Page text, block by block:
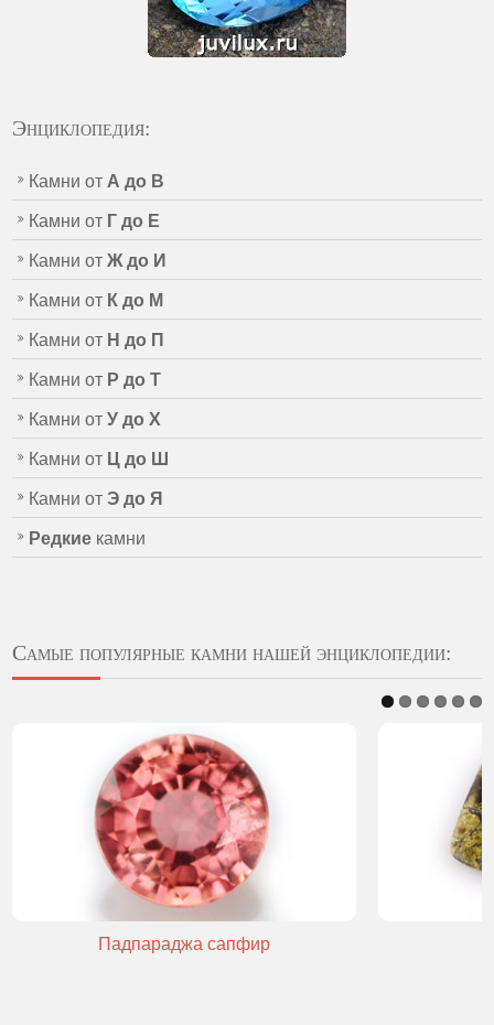
Энциклопедия:
Камни от А до В
Камни от Г до Е
Камни отЖ до И
Камни от К до М
Камни от Н до П
Камни от Р до Т
Камни отУ до Х
Камни от Ц до Ш
Камни отЭ до Я
Редкие камни
Самые популярные камни нашей энциклопедии:
Падпараджа сапфир